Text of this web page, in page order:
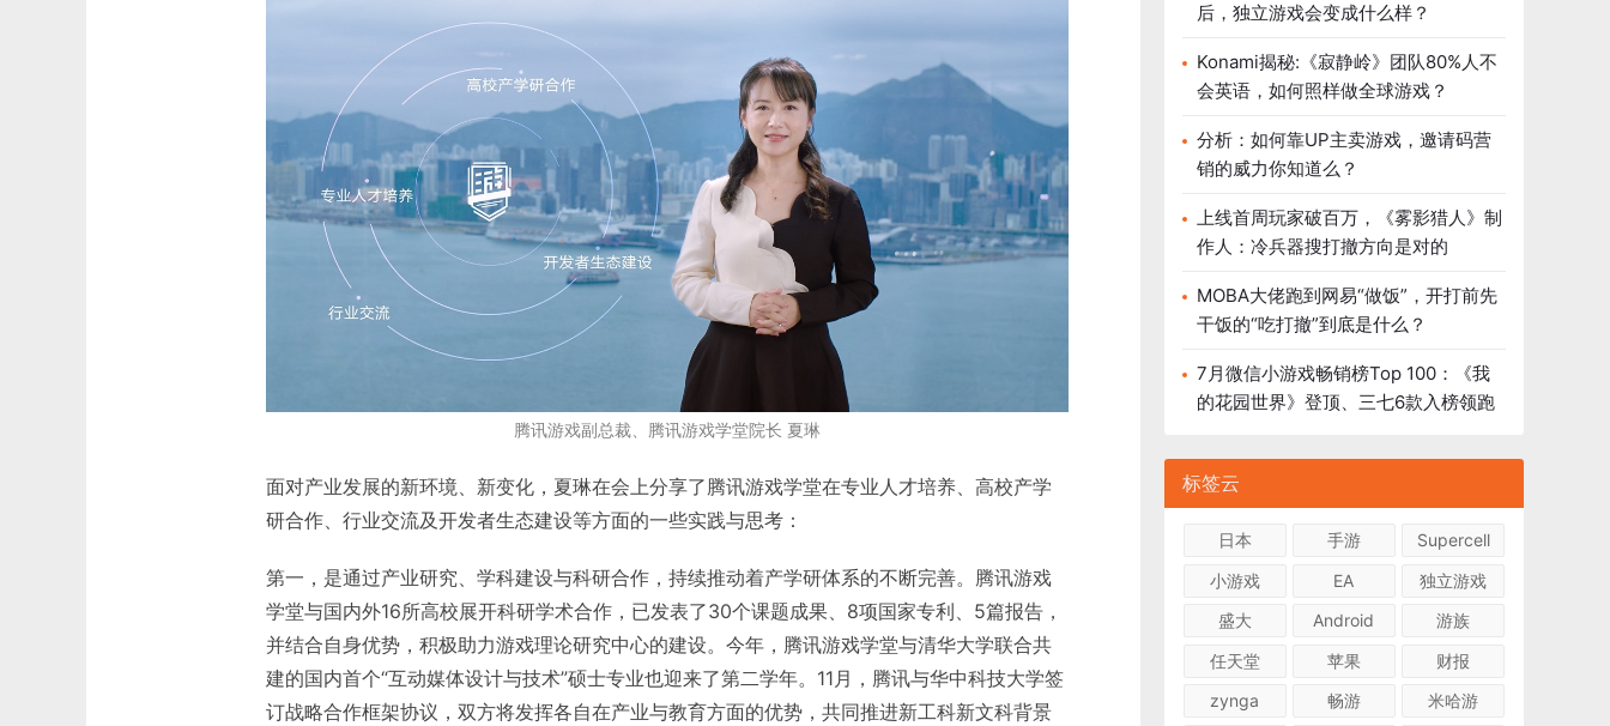
腾讯游戏副总裁、腾讯游戏学堂院长 夏琳
面对产业发展的新环境、新变化，夏琳在会上分享了腾讯游戏学堂在专业人才培养、高校产学
研合作、行业交流及开发者生态建设等方面的一些实践与思考：
第一，是通过产业研究、学科建设与科研合作，持续推动着产学研体系的不断完善。腾讯游戏
学堂与国内外16所高校展开科研学术合作，已发表了30个课题成果、8项国家专利、5篇报告，
并结合自身优势，积极助力游戏理论研究中心的建设。今年，腾讯游戏学堂与清华大学联合共
建的国内首个“互动媒体设计与技术”硕士专业也迎来了第二学年。11月，腾讯与华中科技大学签
订战略合作框架协议，双方将发挥各自在产业与教育方面的优势，共同推进新工科新文科背景
后，独立游戏会变成什么样？
Konami揭秘:《寂静岭》团队80%人不
会英语，如何照样做全球游戏？
分析：如何靠UP主卖游戏，邀请码营
销的威力你知道么？
上线首周玩家破百万，《雾影猎人》制
作人：冷兵器搜打撤方向是对的
MOBA大佬跑到网易“做饭”，开打前先
干饭的“吃打撤”到底是什么？
7月微信小游戏畅销榜Top 100：《我
的花园世界》登顶、三七6款入榜领跑
标签云
日本 手游
Supercell
小游戏
EA
独立游戏
盛大
Android
游族
任天堂
苹果
财报
zynga
畅游
米哈游